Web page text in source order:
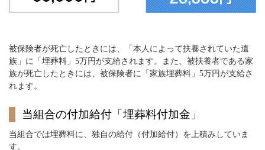
被保険者が死亡したときには、「本人によって扶養されていた遺
族」に「埋葬料」5万円が支給されます。また、被扶養者である家
族が死亡したときには、被保険者に「家族埋葬料」5万円が支給さ
れます。
当組合の付加給付「埋葬料付加金」
当組合では埋葬料に、独自の給付（付加給付）を上積みしていま
す。